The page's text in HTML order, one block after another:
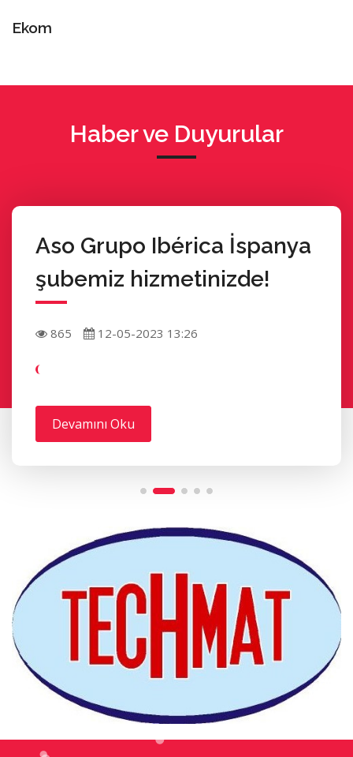
Ekom
Haber ve Duyurular
Aso Grupo Ibérica İspanya
şubemiz hizmetinizde!
865 12-05-2023 13:26
Devamını Oku